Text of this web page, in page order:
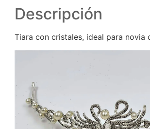
Descripción
Tiara con cristales, ideal para novia